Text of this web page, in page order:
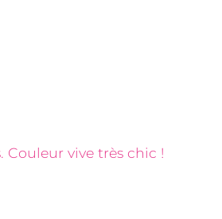
vive très chic !